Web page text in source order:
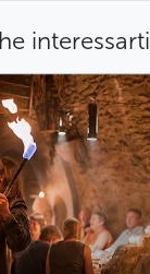
interessarti